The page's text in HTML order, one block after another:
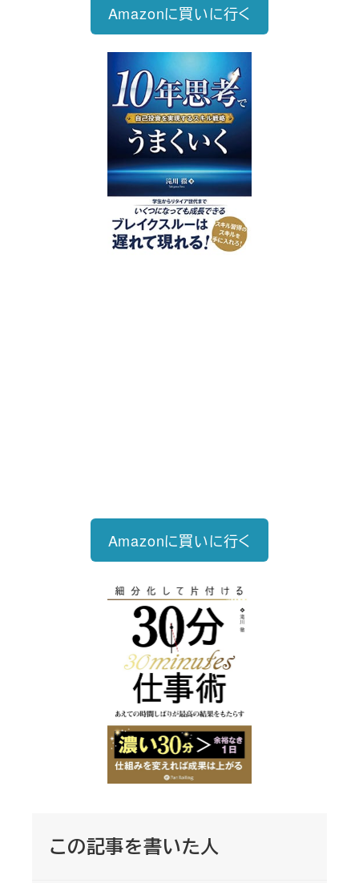
Amazonに買いに行く
Amazonに買いに行く
この記事を書いた人